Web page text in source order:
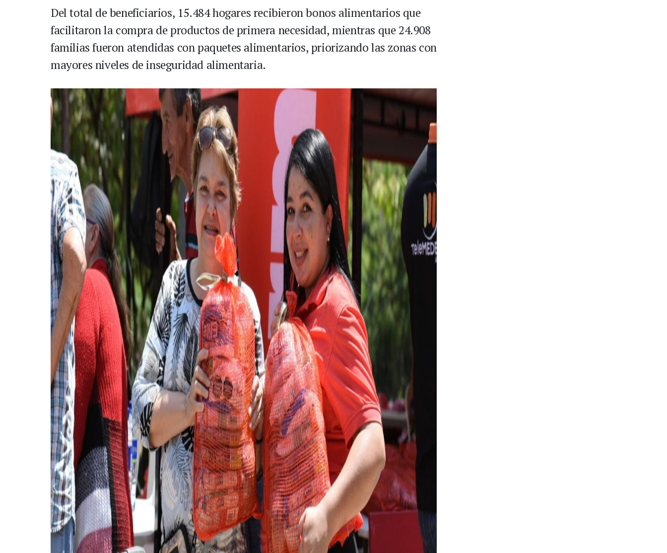
Del total de beneficiarios, 15.484 hogares recibieron bonos alimentarios que
facilitaron la compra de productos de primera necesidad, mientras que 24.908
familias fueron atendidas con paquetes alimentarios, priorizando las zonas con
mayores niveles de inseguridad alimentaria.